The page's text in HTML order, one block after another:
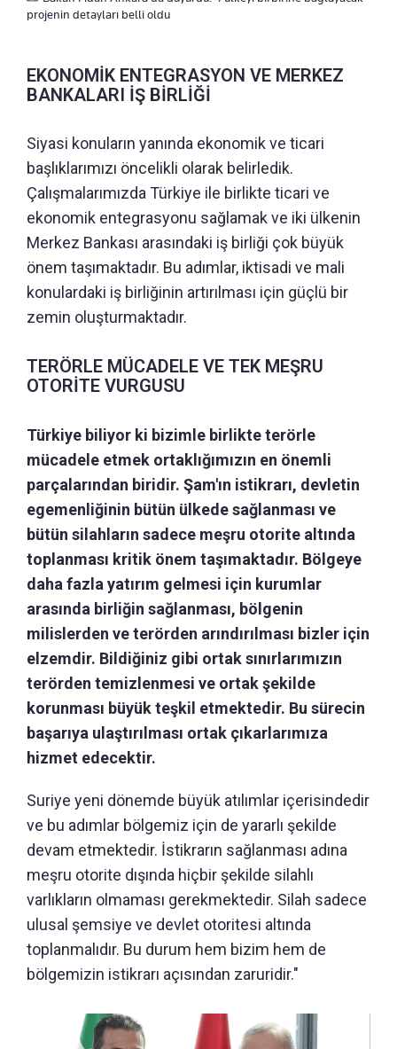
projenin detayları belli oldu
EKONOMİK ENTEGRASYON VE MERKEZ
BANKALARI İŞ BİRLİĞİ
Siyasi konuların yanında ekonomik ve ticari
başlıklarımızı öncelikli olarak belirledik.
Çalışmalarımızda Türkiye ile birlikte ticari ve
ekonomik entegrasyonu sağlamak ve iki ülkenin
Merkez Bankası arasındaki iş birliği çok büyük
önem taşımaktadır. Bu adımlar, iktisadi ve mali
konulardaki iş birliğinin artırılması için güçlü bir
zemin oluşturmaktadır.
TERÖRLE MÜCADELE VE TEK MEŞRU
OTORİTE VURGUSU
Türkiye biliyor ki bizimle birlikte terörle
mücadele etmek ortaklığımızın en önemli
parçalarından biridir. Şam'ın istikrarı, devletin
egemenliğinin bütün ülkede sağlanması ve
bütün silahların sadece meşru otorite altında
toplanması kritik önem taşımaktadır. Bölgeye
daha fazla yatırım gelmesi için kurumlar
arasında birliğin sağlanması, bölgenin
milislerden ve terörden arındırılması bizler için
elzemdir. Bildiğiniz gibi ortak sınırlarımızın
terörden temizlenmesi ve ortak şekilde
korunması büyük teşkil etmektedir. Bu sürecin
başarıya ulaştırılması ortak çıkarlarımıza
hizmet edecektir.
Suriye yeni dönemde büyük atılımlar içerisindedir
ve bu adımlar bölgemiz için de yararlı şekilde
devam etmektedir. İstikrarın sağlanması adına
meşru otorite dışında hiçbir şekilde silahlı
varlıkların olmaması gerekmektedir. Silah sadece
ulusal şemsiye ve devlet otoritesi altında
toplanmalıdır. Bu durum hem bizim hem de
bölgemizin istikrarı açısından zaruridir."